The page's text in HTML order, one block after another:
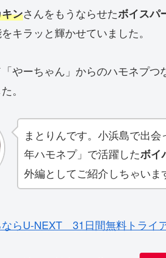
ンさんをもうならせたボイスパ
キラッと輝かせていました。
やーちゃん」からのハモネプつ
。
まとりんです。小浜島で出
年ハモネプ」で活躍したボイ
外編としてご紹介しちゃいま
らU-NEXT 31日間無料トライ